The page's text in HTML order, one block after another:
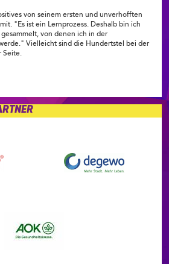
von seinem ersten und unverhofften
"Es ist ein Lernprozess. Deshalb bin ich
von denen ich in der
Vielleicht sind die Hundertstel bei der
Seite.